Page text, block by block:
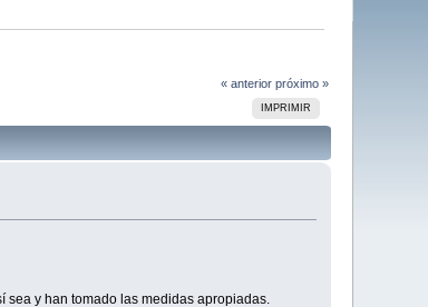
« anterior próximo »
IMPRIMIR
y han tomado las medidas apropiadas.